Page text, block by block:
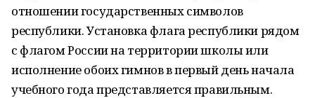
отношении государственных символов
республики. Установка флага республики рядом
с флагом России на территории школы или
исполнение обоих гимнов в первый день начала
учебного года представляется правильным.